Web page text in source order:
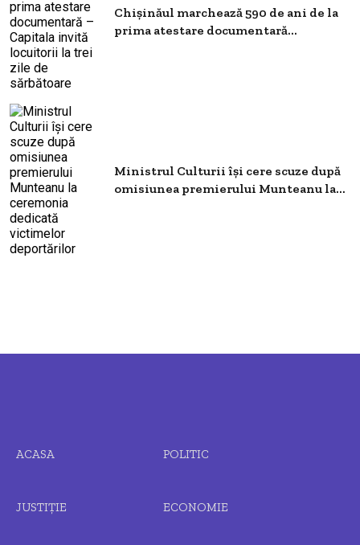
Chișinăul marchează 590 de ani de la
prima atestare documentară...
Ministrul Culturii își cere scuze după
omisiunea premierului Munteanu la...
ACASA POLITIC
JUSTIȚIE ECONOMIE